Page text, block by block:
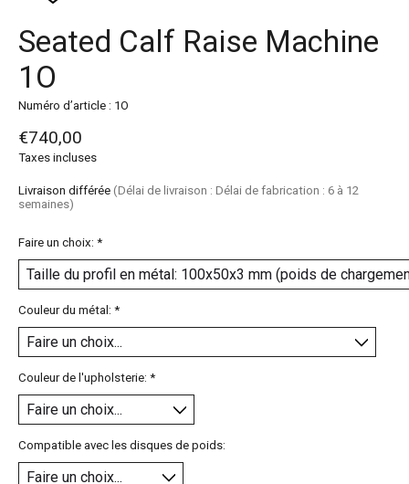
Seated Calf Raise Machine
1O
Numéro d’article : 1O
€740,00
Taxes incluses
Livraison différée (Délai de livraison : Délai de fabrication : 6 à 12
semaines)
Faire un choix: *
Couleur du métal: *
Couleur de l'upholsterie: *
Compatible avec les disques de poids: